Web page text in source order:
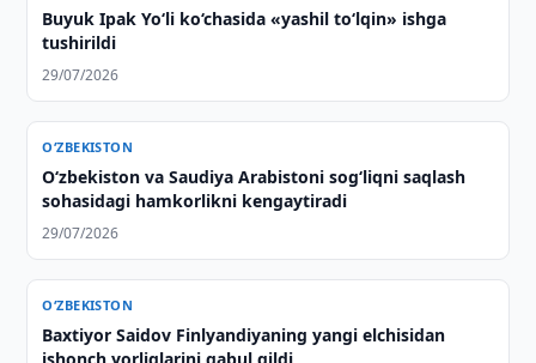
Buyuk Ipak Yo‘li ko‘chasida «yashil to‘lqin» ishga
tushirildi
29/07/2026
O‘ZBEKISTON
Oʻzbekiston va Saudiya Arabistoni sogʻliqni saqlash
sohasidagi hamkorlikni kengaytiradi
29/07/2026
O‘ZBEKISTON
Baxtiyor Saidov Finlyandiyaning yangi elchisidan